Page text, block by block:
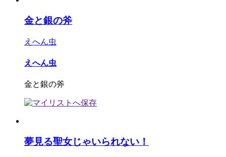
金と銀の斧
えへん虫
えへん虫
金と銀の斧
夢見る聖女じゃいられない！